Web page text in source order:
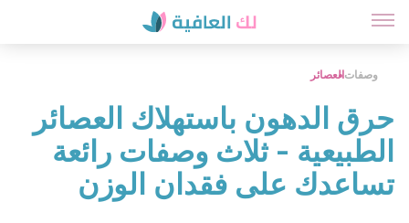
وصفاتالعصائر
حرق الدهون باستهلاك العصائر
الطبيعية - ثلاث وصفات رائعة
تساعدك على فقدان الوزن